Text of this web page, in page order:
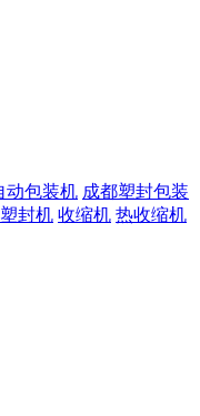
动包装机 成都塑封包装
封机 收缩机 热收缩机